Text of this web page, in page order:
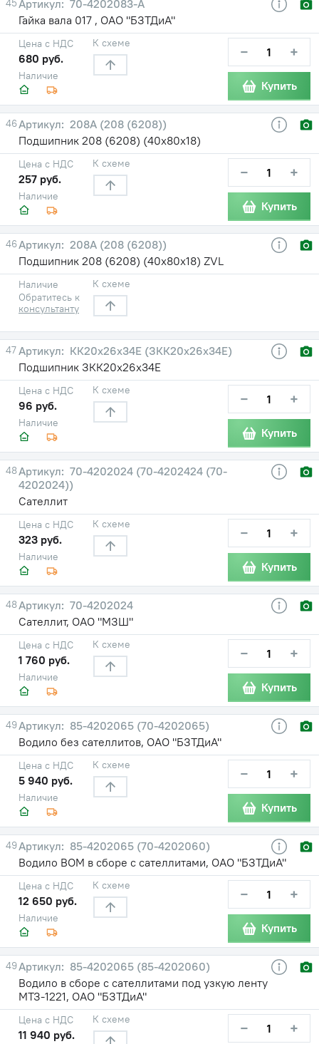
45
70-4202083-А
Гайка вала 017 , ОАО "БЗТДиА"
Наличие
Цена с НДС
680 руб.
К схеме − +
Купить
46
208А (208 (6208))
Подшипник 208 (6208) (40х80х18)
Наличие
Цена с НДС
257 руб.
К схеме − +
Купить
46
208А (208 (6208))
Подшипник 208 (6208) (40х80х18) ZVL
Наличие
Обратитесь к
консультанту
К схеме
47
КК20х26х34Е (ЗКК20х26х34Е)
Подшипник ЗКК20х26х34Е
Наличие
Цена с НДС
96 руб.
К схеме − +
Купить
48
70-4202024 (70-4202424 (70-
4202024))
Сателлит
Наличие
Цена с НДС
323 руб.
К схеме − +
Купить
48
70-4202024
Сателлит, ОАО "МЗШ"
Наличие
Цена с НДС
1 760 руб.
К схеме − +
Купить
49
85-4202065 (70-4202065)
Водило без сателлитов, ОАО "БЗТДиА"
Наличие
Цена с НДС
5 940 руб.
К схеме − +
Купить
49
85-4202065 (70-4202060)
Водило ВОМ в сборе с сателлитами, ОАО "БЗТДиА"
Наличие
Цена с НДС
12 650 руб.
К схеме − +
Купить
49
85-4202065 (85-4202060)
Водило в сборе с сателлитами под узкую ленту
МТЗ-1221, ОАО "БЗТДиА"
Цена с НДС
11 940 руб.
К схеме − +